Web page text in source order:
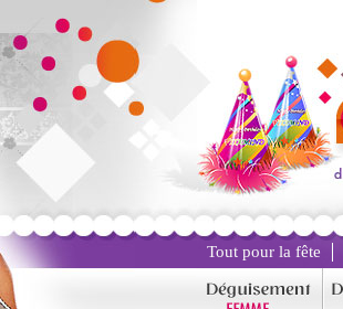
Tout pour la fête